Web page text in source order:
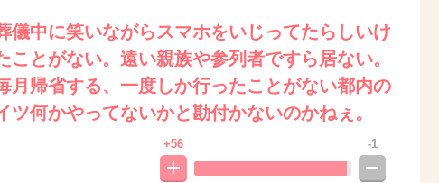
儀中に笑いながらスマホをいじってたらしいけ
ことがない。遠い親族や参列者ですら居ない。
月帰省する、一度しか行ったことがない都内の
ツ何かやってないかと勘付かないのかねぇ。
+56 -1